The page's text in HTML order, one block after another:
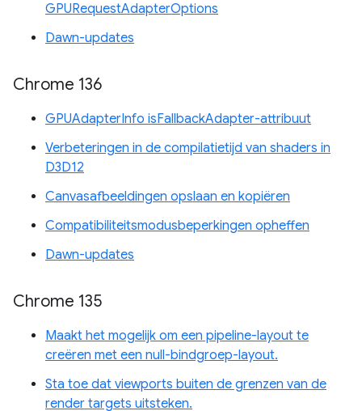
GPURequestAdapterOptions
Dawn-updates
Chrome 136
GPUAdapterInfo isFallbackAdapter-attribuut
Verbeteringen in de compilatietijd van shaders in
D3D12
Canvasafbeeldingen opslaan en kopiëren
Compatibiliteitsmodusbeperkingen opheffen
Dawn-updates
Chrome 135
Maakt het mogelijk om een ​​pipeline-layout te
creëren met een null-bindgroep-layout.
Sta toe dat viewports buiten de grenzen van de
render targets uitsteken.